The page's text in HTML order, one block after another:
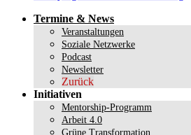
Termine & News
Veranstaltungen
Soziale Netzwerke
Podcast
Newsletter
Zurück
Initiativen
Mentorship-Programm
Arbeit 4.0
Grüne Transformation